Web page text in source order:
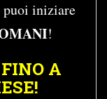
puoi iniziare
!
A